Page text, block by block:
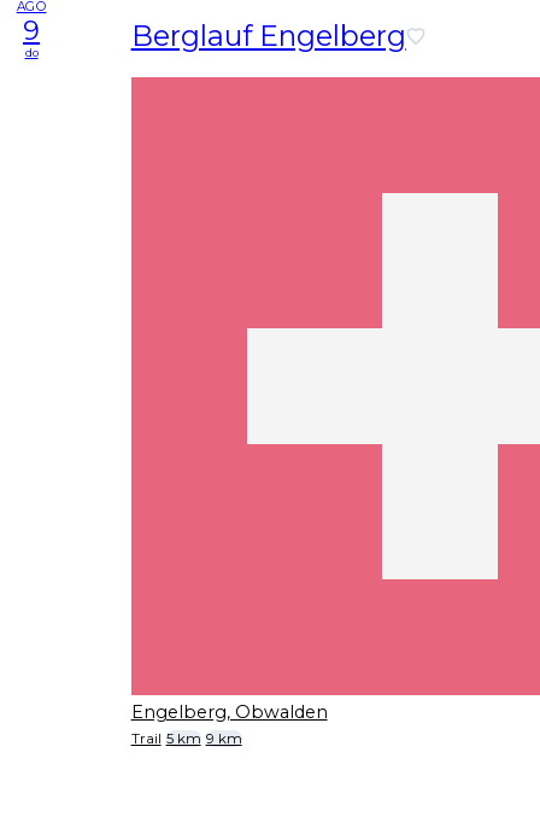
AGO
9
do Berglauf Engelberg
Engelberg, Obwalden
Trail 5 km 9 km